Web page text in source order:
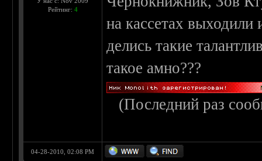
Рейтинг: 4
на кассетах
делись такие
такое амно???
(Последний раз
04-28-2010, 02:08 PM